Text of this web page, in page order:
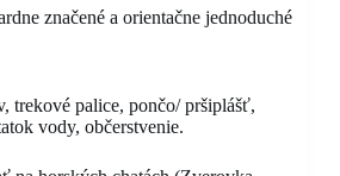
značené a orientačne jednoduché
trekové palice, pončo/ pršiplášť,
vody, občerstvenie.